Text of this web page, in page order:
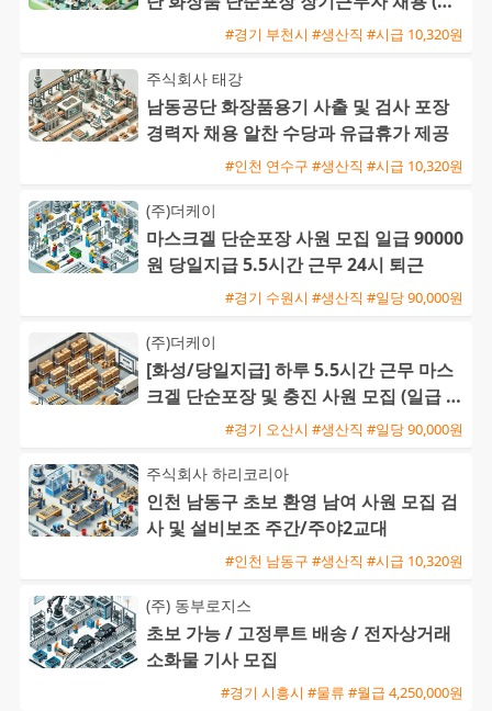
#경기 부천시 #생산직 #시급 10,320원
주식회사 태강
남동공단 화장품용기 사출 및 검사 포장
경력자 채용 알찬 수당과 유급휴가 제공
#인천 연수구 #생산직 #시급 10,320원
(주)더케이
마스크겔 단순포장 사원 모집 일급 90000
원 당일지급 5.5시간 근무 24시 퇴근
#경기 수원시 #생산직 #일당 90,000원
(주)더케이
[화성/당일지급] 하루 5.5시간 근무 마스
크겔 단순포장 및 충진 사원 모집 (일급 9
#경기 오산시 #생산직 #일당 90,000원
주식회사 하리코리아
인천 남동구 초보 환영 남여 사원 모집 검
사 및 설비보조 주간/주야2교대
#인천 남동구 #생산직 #시급 10,320원
(주) 동부로지스
초보 가능 / 고정루트 배송 / 전자상거래
소화물 기사 모집
#경기 시흥시 #물류 #월급 4,250,000원